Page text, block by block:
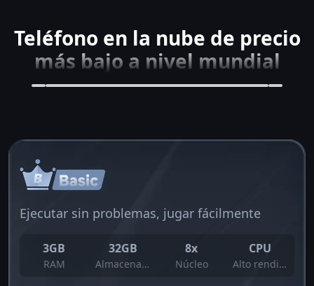
Teléfono en la nube de precio
más bajo a nivel mundial
Ejecutar sin problemas, jugar fácilmente
3GB
RAM
32GB
Almacenamiento
8x
Núcleo
CPU
Alto rendimiento